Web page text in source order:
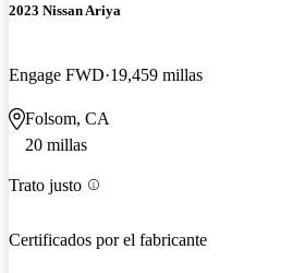
2023 Nissan Ariya
Engage FWD 19,459 millas
Folsom, CA
20 millas
Trato justo
Certificados por el fabricante